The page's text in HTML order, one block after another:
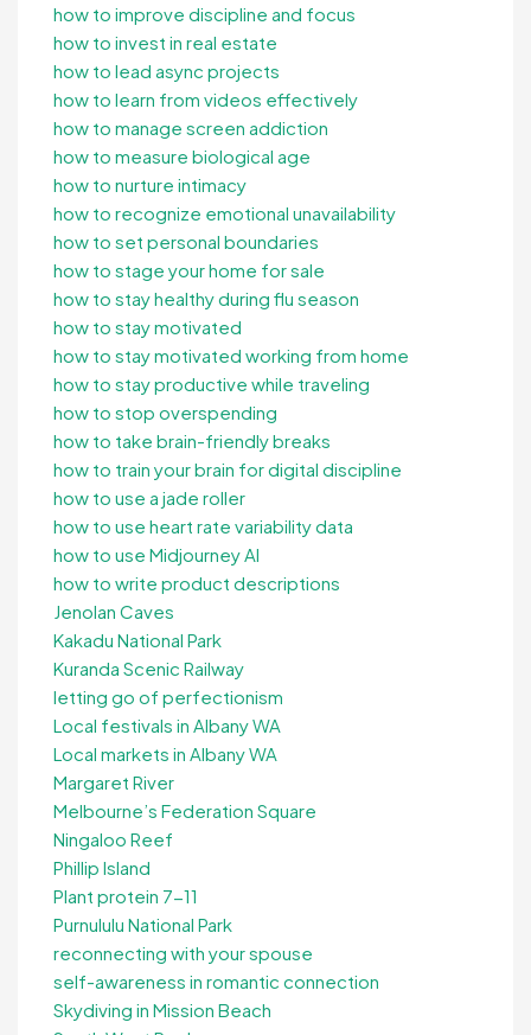
how to improve discipline and focus
how to invest in real estate
how to lead async projects
how to learn from videos effectively
how to manage screen addiction
how to measure biological age
how to nurture intimacy
how to recognize emotional unavailability
how to set personal boundaries
how to stage your home for sale
how to stay healthy during flu season
how to stay motivated
how to stay motivated working from home
how to stay productive while traveling
how to stop overspending
how to take brain-friendly breaks
how to train your brain for digital discipline
how to use a jade roller
how to use heart rate variability data
how to use Midjourney AI
how to write product descriptions
Jenolan Caves
Kakadu National Park
Kuranda Scenic Railway
letting go of perfectionism
Local festivals in Albany WA
Local markets in Albany WA
Margaret River
Melbourne’s Federation Square
Ningaloo Reef
Phillip Island
Plant protein 7-11
Purnululu National Park
reconnecting with your spouse
self-awareness in romantic connection
Skydiving in Mission Beach